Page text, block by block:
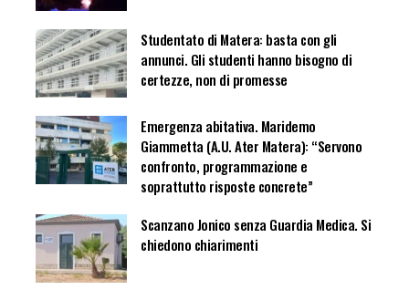
Studentato di Matera: basta con gli
annunci. Gli studenti hanno bisogno di
certezze, non di promesse
Emergenza abitativa. Maridemo
Giammetta (A.U. Ater Matera): “Servono
confronto, programmazione e
soprattutto risposte concrete”
Scanzano Jonico senza Guardia Medica. Si
chiedono chiarimenti